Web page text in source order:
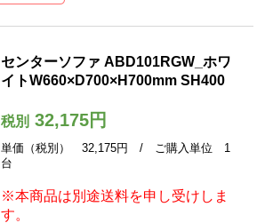
センターソファ ABD101RGW_ホワ
イトW660×D700×H700mm SH400
税別32,175円
単価（税別） 32,175円 / ご購入単位 1
台
※本商品は別途送料を申し受けしま
す。